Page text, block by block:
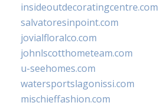
insideoutdecoratingcentre.com
salvatoresinpoint.com
jovialfloralco.com
johnlscotthometeam.com
u-seehomes.com
watersportslagonissi.com
mischieffashion.com